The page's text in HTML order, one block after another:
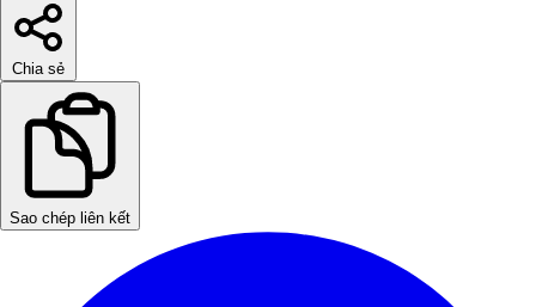
Chia sẻ
Sao chép liên kết